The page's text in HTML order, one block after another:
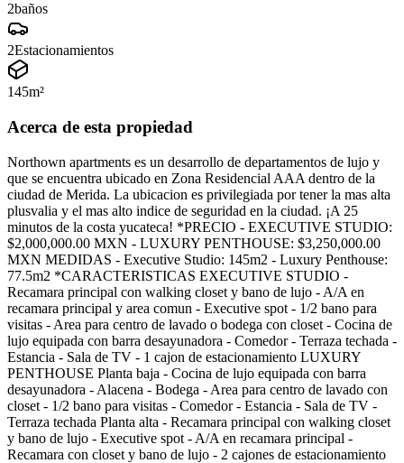
2baños
2Estacionamientos
145m²
Acerca de esta propiedad
Northown apartments es un desarrollo de departamentos de lujo y
que se encuentra ubicado en Zona Residencial AAA dentro de la
ciudad de Merida. La ubicacion es privilegiada por tener la mas alta
plusvalia y el mas alto indice de seguridad en la ciudad. ¡A 25
minutos de la costa yucateca! *PRECIO - EXECUTIVE STUDIO:
$2,000,000.00 MXN - LUXURY PENTHOUSE: $3,250,000.00
MXN MEDIDAS - Executive Studio: 145m2 - Luxury Penthouse:
77.5m2 *CARACTERISTICAS EXECUTIVE STUDIO -
Recamara principal con walking closet y bano de lujo - A/A en
recamara principal y area comun - Executive spot - 1/2 bano para
visitas - Area para centro de lavado o bodega con closet - Cocina de
lujo equipada con barra desayunadora - Comedor - Terraza techada -
Estancia - Sala de TV - 1 cajon de estacionamiento LUXURY
PENTHOUSE Planta baja - Cocina de lujo equipada con barra
desayunadora - Alacena - Bodega - Area para centro de lavado con
closet - 1/2 bano para visitas - Comedor - Estancia - Sala de TV -
Terraza techada Planta alta - Recamara principal con walking closet
y bano de lujo - Executive spot - A/A en recamara principal -
Recamara con closet y bano de lujo - 2 cajones de estacionamiento